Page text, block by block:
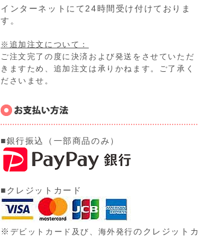
インターネットにて24時間受け付けておりま
す。
※追加注文について：
ご注文完了の度に決済および発送をさせていただ
きますため、追加注文は承りかねます。ご了承く
ださいませ。
■銀行振込（一部商品のみ）
■クレジットカード
※ デビットカード及び、 海外発行のクレジットカ